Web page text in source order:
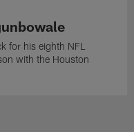
for his eighth NFL
with the Houston